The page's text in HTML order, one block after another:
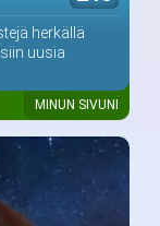
herkällä
uusia
MINUN SIVUNI